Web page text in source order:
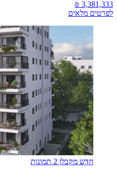
לפרטים מלאים
חדש מקבלן 2 תמונות